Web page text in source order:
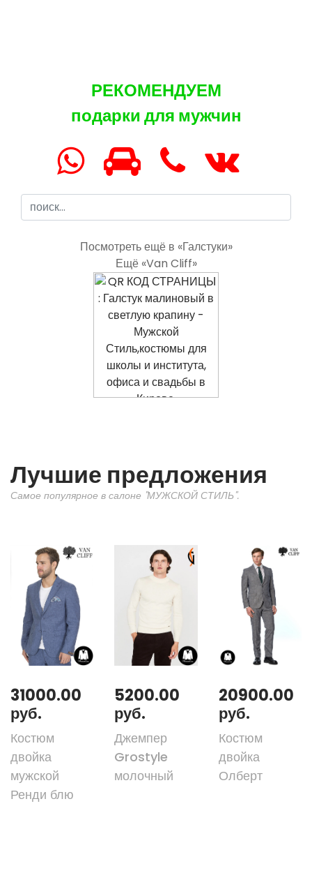
РЕКОМЕНДУЕМ
подарки для мужчин
Посмотреть ещё в «Галстуки»
Ещё «Van Cliff»
Лучшие предложения
Самое популярное в салоне "МУЖСКОЙ СТИЛЬ".
31000.00
руб.
Костюм
двойка
мужской
Ренди блю
5200.00
руб.
Джемпер
Grostyle
молочный
20900.00
руб.
Костюм
двойка
Олберт